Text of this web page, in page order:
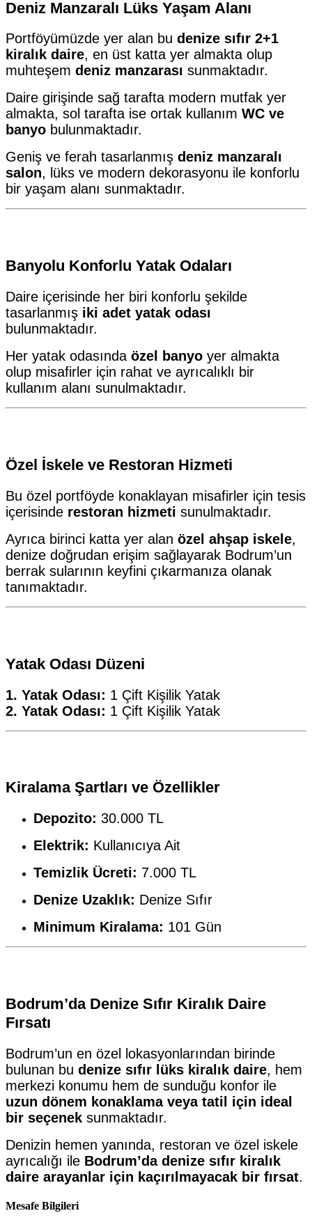
Deniz Manzaralı Lüks Yaşam Alanı
Portföyümüzde yer alan bu denize sıfır 2+1
kiralık daire, en üst katta yer almakta olup
muhteşem deniz manzarası sunmaktadır.
Daire girişinde sağ tarafta modern mutfak yer
almakta, sol tarafta ise ortak kullanım WC ve
banyo bulunmaktadır.
Geniş ve ferah tasarlanmış deniz manzaralı
salon, lüks ve modern dekorasyonu ile konforlu
bir yaşam alanı sunmaktadır.
Banyolu Konforlu Yatak Odaları
Daire içerisinde her biri konforlu şekilde
tasarlanmış iki adet yatak odası
bulunmaktadır.
Her yatak odasında özel banyo yer almakta
olup misafirler için rahat ve ayrıcalıklı bir
kullanım alanı sunulmaktadır.
Özel İskele ve Restoran Hizmeti
Bu özel portföyde konaklayan misafirler için tesis
içerisinde restoran hizmeti sunulmaktadır.
Ayrıca birinci katta yer alan özel ahşap iskele,
denize doğrudan erişim sağlayarak Bodrum’un
berrak sularının keyfini çıkarmanıza olanak
tanımaktadır.
Yatak Odası Düzeni
1. Yatak Odası: 1 Çift Kişilik Yatak
2. Yatak Odası: 1 Çift Kişilik Yatak
Kiralama Şartları ve Özellikler
Depozito: 30.000 TL
Elektrik: Kullanıcıya Ait
Temizlik Ücreti: 7.000 TL
Denize Uzaklık: Denize Sıfır
Minimum Kiralama: 101 Gün
Bodrum’da Denize Sıfır Kiralık Daire
Fırsatı
Bodrum’un en özel lokasyonlarından birinde
bulunan bu denize sıfır lüks kiralık daire, hem
merkezi konumu hem de sunduğu konfor ile
uzun dönem konaklama veya tatil için ideal
bir seçenek sunmaktadır.
Denizin hemen yanında, restoran ve özel iskele
ayrıcalığı ile Bodrum’da denize sıfır kiralık
daire arayanlar için kaçırılmayacak bir fırsat.
Mesafe Bilgileri